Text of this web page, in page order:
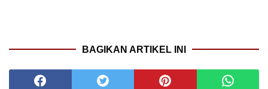
BAGIKAN ARTIKEL INI